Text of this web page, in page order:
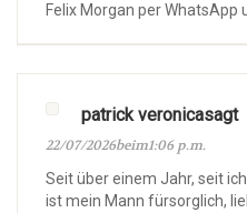
Felix Morgan per WhatsApp
patrick veronicasagt
22/07/2026beim1:06 p.m.
Seit über einem Jahr, seit
ist mein Mann fürsorglich,